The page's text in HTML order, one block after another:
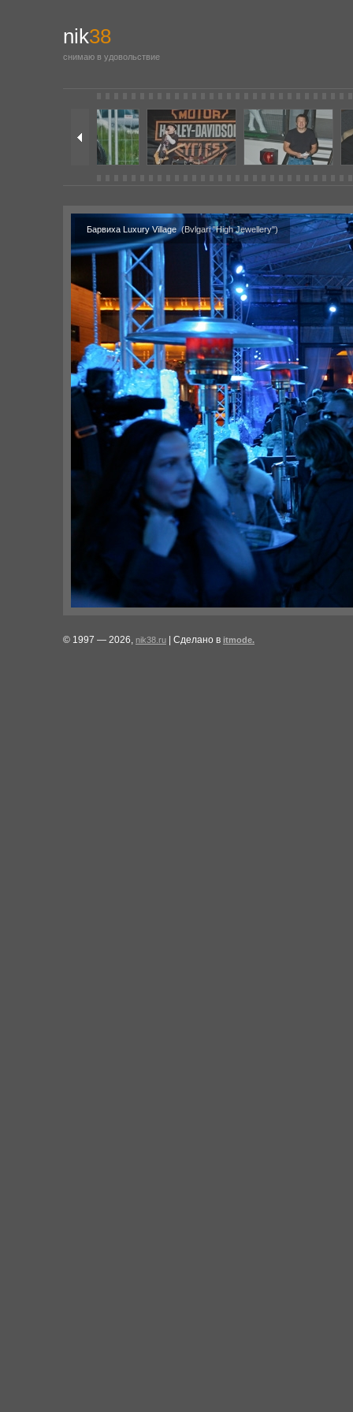
nik38
снимаю в удовольствие
Барвиха Luxury Village (Bvlgari "High Jewellery")
© 1997 — 2026, nik38.ru | Сделано в itmode.